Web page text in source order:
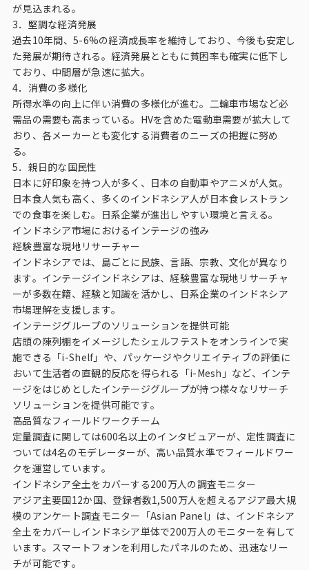
モニタリング／フォローに関する課題
インテージの海外調査
事例紹介
マーケティング用語集
コーポレートサイト
データ活用法・トレンド情報
が見込まれる。
3．堅調な経済発展
過去10年間、5-6%の経済成長率を維持しており、今後も安定し
た発展が期待される。経済発展とともに貧困率も確実に低下し
ており、中間層が急速に拡大。
4．消費の多様化
所得水準の向上に伴い消費の多様化が進む。二輪車市場など必
需品の需要も高まっている。HVを含めた電動車需要が拡大して
おり、各メーカーとも変化する消費者のニーズの把握に努め
る。
5．親日的な国民性
日本に好印象を持つ人が多く、日本の自動車やアニメが人気。
日本食人気も高く、多くのインドネシア人が日本食レストラン
での食事を楽しむ。日系企業が進出しやすい環境と言える。
インドネシア市場におけるインテージの強み
経験豊富な現地リサーチャー
インドネシアでは、島ごとに民族、言語、宗教、文化が異なり
ます。インテージインドネシアは、経験豊富な現地リサーチャ
ーが多数在籍、経験と知識を活かし、日系企業のインドネシア
市場理解を支援します。
インテージグループのソリューションを提供可能
店頭の陳列棚をイメージしたシェルフテストをオンラインで実
施できる「i-Shelf」や、パッケージやクリエイティブの評価に
おいて生活者の直観的反応を得られる「i-Mesh」など、インテ
ージをはじめとしたインテージグループが持つ様々なリサーチ
ソリューションを提供可能です。
高品質なフィールドワークチーム
定量調査に関しては600名以上のインタビュアーが、定性調査に
ついては4名のモデレーターが、高い品質水準でフィールドワー
クを運営しています。
インドネシア全土をカバーする200万人の調査モニター
アジア主要国12か国、登録者数1,500万人を超えるアジア最大規
模のアンケート調査モニター「Asian Panel」は、インドネシア
全土をカバーしインドネシア単体で200万人のモニターを有して
います。スマートフォンを利用したパネルのため、迅速なリー
チが可能です。